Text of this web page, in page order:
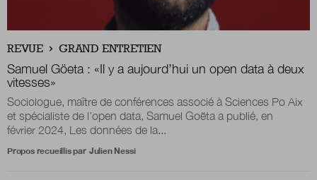
Boutique
Qui sommes-nous ?
Nous contacter
REVUE GRAND ENTRETIEN
Samuel Göeta : «Il y a aujourd’hui un open data à deux
vitesses»
Sociologue, maître de conférences associé à Sciences Po Aix
et spécialiste de l’open data, Samuel Goëta a publié, en
février 2024, Les données de la...
Propos recueillis par Julien Nessi